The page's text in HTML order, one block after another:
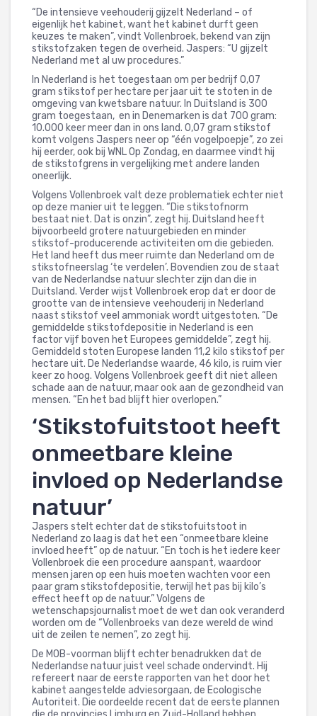
“De intensieve veehouderij gijzelt Nederland – of
eigenlijk het kabinet, want het kabinet durft geen
keuzes te maken”, vindt Vollenbroek, bekend van zijn
stikstofzaken tegen de overheid. Jaspers: “U gijzelt
Nederland met al uw procedures.”
In Nederland is het toegestaan om per bedrijf 0,07
gram stikstof per hectare per jaar uit te stoten in de
omgeving van kwetsbare natuur. In Duitsland is 300
gram toegestaan, en in Denemarken is dat 700 gram:
10.000 keer meer dan in ons land. 0,07 gram stikstof
komt volgens Jaspers neer op “één vogelpoepje”, zo zei
hij eerder, ook bij WNL Op Zondag, en daarmee vindt hij
de stikstofgrens in vergelijking met andere landen
oneerlijk.
Volgens Vollenbroek valt deze problematiek echter niet
op deze manier uit te leggen. “Die stikstofnorm
bestaat niet. Dat is onzin”, zegt hij. Duitsland heeft
bijvoorbeeld grotere natuurgebieden en minder
stikstof-producerende activiteiten om die gebieden.
Het land heeft dus meer ruimte dan Nederland om de
stikstofneerslag ‘te verdelen’. Bovendien zou de staat
van de Nederlandse natuur slechter zijn dan die in
Duitsland. Verder wijst Vollenbroek erop dat er door de
grootte van de intensieve veehouderij in Nederland
naast stikstof veel ammoniak wordt uitgestoten. “De
gemiddelde stikstofdepositie in Nederland is een
factor vijf boven het Europees gemiddelde”, zegt hij.
Gemiddeld stoten Europese landen 11,2 kilo stikstof per
hectare uit. De Nederlandse waarde, 46 kilo, is ruim vier
keer zo hoog. Volgens Vollenbroek geeft dit niet alleen
schade aan de natuur, maar ook aan de gezondheid van
mensen. “En het bad blijft hier overlopen.”
‘Stikstofuitstoot heeft
onmeetbare kleine
invloed op Nederlandse
natuur’
Jaspers stelt echter dat de stikstofuitstoot in
Nederland zo laag is dat het een “onmeetbare kleine
invloed heeft” op de natuur. “En toch is het iedere keer
Vollenbroek die een procedure aanspant, waardoor
mensen jaren op een huis moeten wachten voor een
paar gram stikstofdepositie, terwijl het pas bij kilo’s
effect heeft op de natuur.” Volgens de
wetenschapsjournalist moet de wet dan ook veranderd
worden om de “Vollenbroeks van deze wereld de wind
uit de zeilen te nemen”, zo zegt hij.
De MOB-voorman blijft echter benadrukken dat de
Nederlandse natuur juist veel schade ondervindt. Hij
refereert naar de eerste rapporten van het door het
kabinet aangestelde adviesorgaan, de Ecologische
Autoriteit. Die oordeelde recent dat de eerste plannen